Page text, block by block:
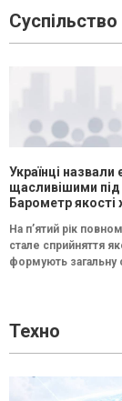
Суспільство
Українці назвали
щасливішими під
Барометр якості
На п’ятий рік
стале сприйняття
формують загальну
Техно